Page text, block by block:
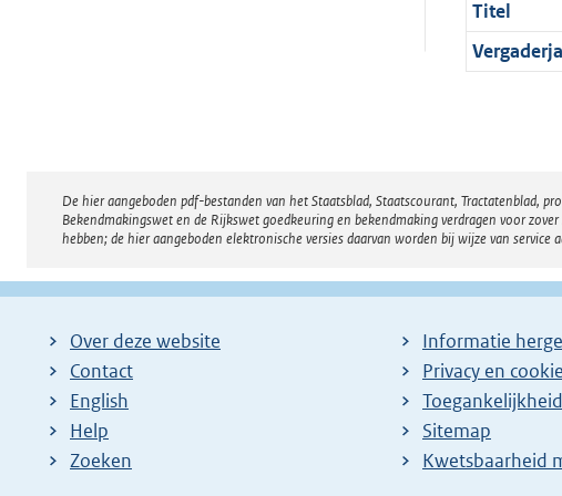
Titel
Disclaimer
De hier aangeboden pdf-bestanden van het Staatsblad, Staatscourant, Tractatenblad,
Bekendmakingswet en de Rijkswet goedkeuring en bekendmaking verdragen voor
hebben; de hier aangeboden elektronische versies daarvan worden bij wijze van service
Over deze website
Contact
English
Help
Zoeken
Informatie
Privacy en
Toegankelijkheid
Sitemap
E
Kwetsbaarheid